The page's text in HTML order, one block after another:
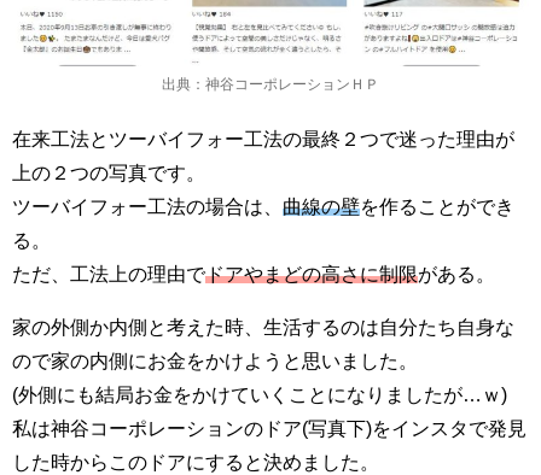
出典：神谷コーポレーションＨＰ
在来工法とツーバイフォー工法の最終２つで迷った理由が
上の２つの写真です。
ツーバイフォー工法の場合は、 曲線の壁を作ることができ
る。
ただ、工法上の理由でドアやまどの高さに制限がある。
家の外側か内側と考えた時、生活するのは自分たち自身な
ので家の内側にお金をかけようと思いました。
(外側にも結局お金をかけていくことになりましたが…ｗ)
私は神谷コーポレーションのドア(写真下)をインスタで発見
した時からこのドアにすると決めました。